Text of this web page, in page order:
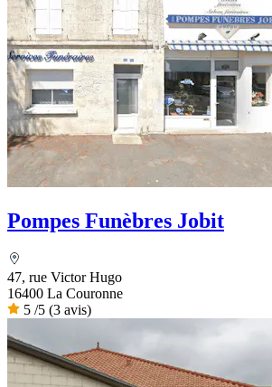
Pompes Funèbres Jobit
47, rue Victor Hugo
16400 La Couronne
5 /5 (3 avis)